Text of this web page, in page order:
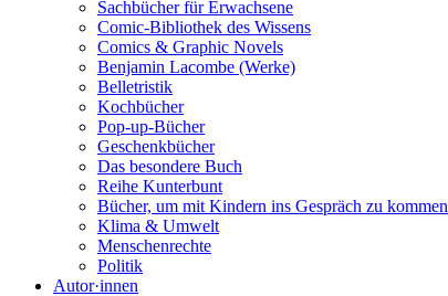
Sachbücher für Erwachsene
Comic-Bibliothek des Wissens
Comics & Graphic Novels
Benjamin Lacombe (Werke)
Belletristik
Kochbücher
Pop-up-Bücher
Geschenkbücher
Das besondere Buch
Reihe Kunterbunt
Bücher, um mit Kindern ins Gespräch zu kommen
Klima & Umwelt
Menschenrechte
Politik
Autor·innen